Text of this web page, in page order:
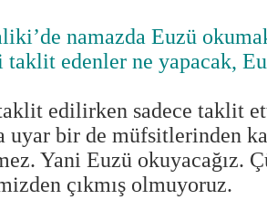
namazda Euzü
edenler ne yapacak,
edilirken sadece taklit
uyar bir de müfsitlerinden
Yani Euzü okuyacağız.
çıkmış olmuyoruz.